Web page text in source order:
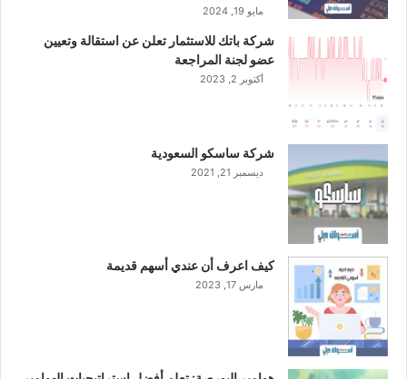
مايو 19, 2024
شركة باتك للاستثمار تعلن عن استقالة وتعيين
عضو لجنة المراجعة
أكتوبر 2, 2023
شركة ساسكو السعودية
ديسمبر 21, 2021
كيف اعرف أن عندي أسهم قديمة
مارس 17, 2023